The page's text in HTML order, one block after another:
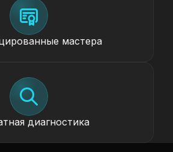
мастера
диагностика